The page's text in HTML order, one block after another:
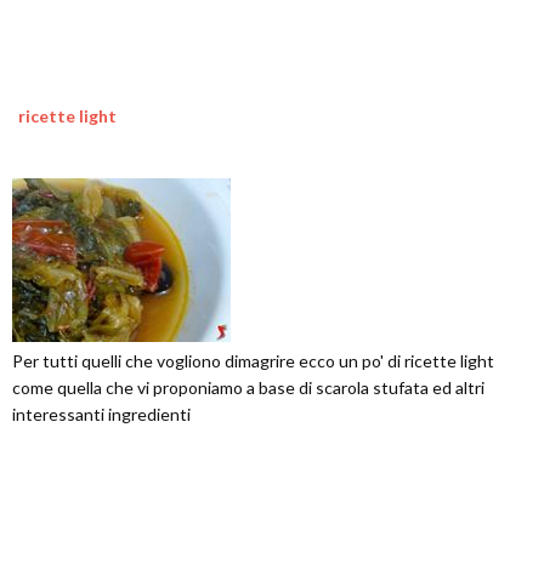
ricette light
Per tutti quelli che vogliono dimagrire ecco un po' di ricette light
come quella che vi proponiamo a base di scarola stufata ed altri
interessanti ingredienti